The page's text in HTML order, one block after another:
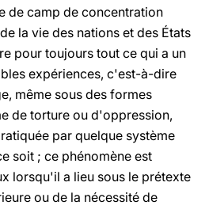
de camp de concentration
la vie des nations et des États
pour toujours tout ce qui a un
expériences, c'est-à-dire
même sous des formes
de torture ou d'oppression,
par quelque système
soit ; ce phénomène est
lorsqu'il a lieu sous le prétexte
ou de la nécessité de